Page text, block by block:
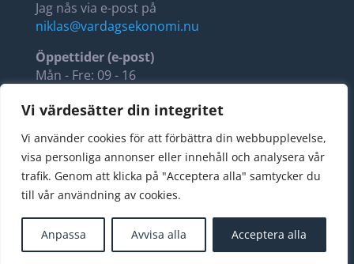
Vi värdesätter din integritet
Vi använder cookies för att förbättra din webbupplevelse,
visa personliga annonser eller innehåll och analysera vår
trafik. Genom att klicka på "Acceptera alla" samtycker du
till vår användning av cookies.
Anpassa Avvisa alla Acceptera alla
Jag nås via e-post på
niklas@vardagsekonomi.nu
Öppettider (e-post)
Mån - Fre: 09 - 16
Fellus AB, 5594288564
Stora Torggatan 22
274 34 Skurup
Sverige
Copyright © 2024 vardagsekonomi.nu All Rights
Reserved. DesignAO marketing